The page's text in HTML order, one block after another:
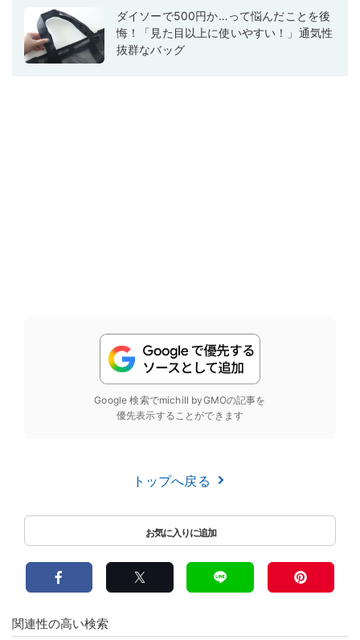
ダイソーで500円か…って悩んだことを後
悔！「見た目以上に使いやすい！」通気性
抜群なバッグ
Google 検索でmichill byGMOの記事を
優先表示することができます
トップへ戻る